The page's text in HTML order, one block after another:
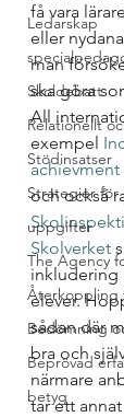
Ledarskap
Skoldebatt
Relationellt
Stödinsatser
Strategier för
uppgifter
The Agency
Återkoppling
Bedömning
Beprövad
betyg
få vara
eller
man
ska göra
All
exempel
achievment
och också
Skolverket
inkludering
elever.
sådan där
bra och
närmare
tar ett